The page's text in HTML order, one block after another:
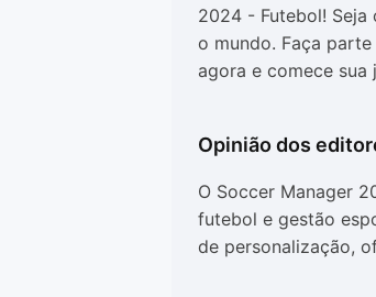
2024 - Futebol!
o mundo. Faça
agora e comece sua
Opinião dos
O Soccer Manager
futebol e gestão
de personalização,